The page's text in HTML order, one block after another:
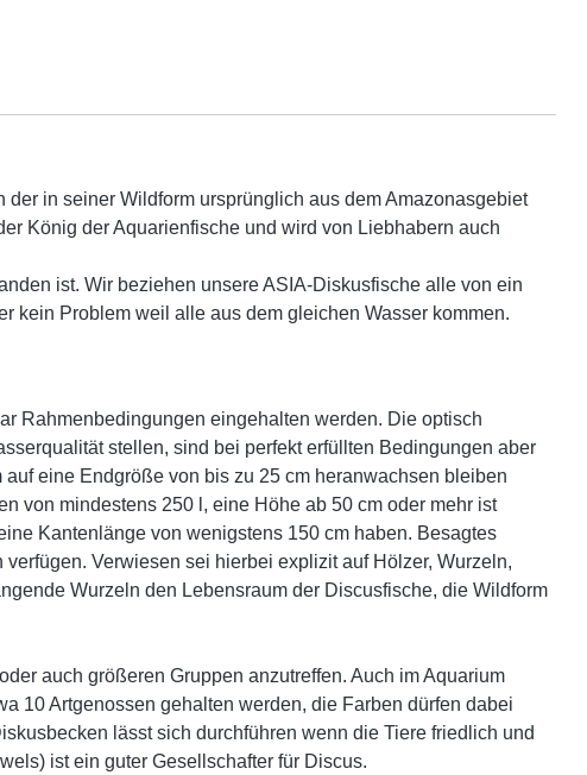
in seiner Wildform ursprünglich aus dem Amazonasgebiet
König der Aquarienfische und wird von Liebhabern auch
ist. Wir beziehen unsere ASIA-Diskusfische alle von ein
kein Problem weil alle aus dem gleichen Wasser kommen.
Rahmenbedingungen eingehalten werden. Die optisch
stellen, sind bei perfekt erfüllten Bedingungen aber
eine Endgröße von bis zu 25 cm heranwachsen bleiben
von mindestens 250 l, eine Höhe ab 50 cm oder mehr ist
Kantenlänge von wenigstens 150 cm haben. Besagtes
Verwiesen sei hierbei explizit auf Hölzer, Wurzeln,
Wurzeln den Lebensraum der Discusfische, die Wildform
auch größeren Gruppen anzutreffen. Auch im Aquarium
10 Artgenossen gehalten werden, die Farben dürfen dabei
lässt sich durchführen wenn die Tiere friedlich und
ist ein guter Gesellschafter für Discus.